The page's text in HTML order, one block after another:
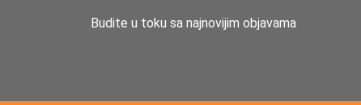
Budite u toku sa najnovijim objavama